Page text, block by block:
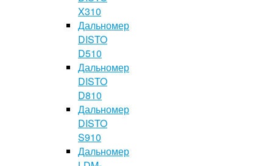
X310
Дальномер
DISTO
D510
Дальномер
DISTO
D810
Дальномер
DISTO
S910
Дальномер